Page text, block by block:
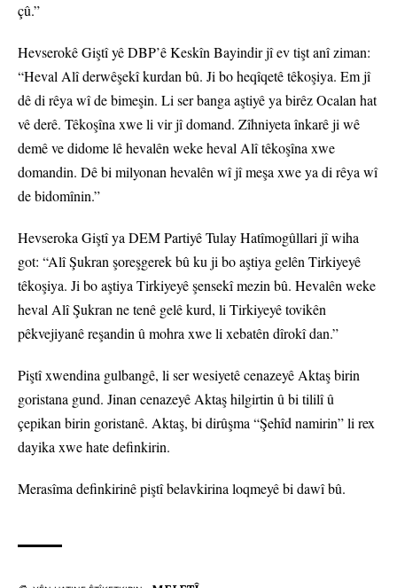
çû.”
Hevserokê Giştî yê DBP’ê Keskîn Bayindir jî ev tişt anî ziman:
“Heval Alî derwêşekî kurdan bû. Ji bo heqîqetê têkoşiya. Em jî
dê di rêya wî de bimeşin. Li ser banga aştiyê ya birêz Ocalan hat
vê derê. Têkoşîna xwe li vir jî domand. Zîhniyeta înkarê ji wê
demê ve didome lê hevalên weke heval Alî têkoşîna xwe
domandin. Dê bi milyonan hevalên wî jî meşa xwe ya di rêya wî
de bidomînin.”
Hevseroka Giştî ya DEM Partiyê Tulay Hatîmogûllari jî wiha
got: “Alî Şukran şoreşgerek bû ku ji bo aştiya gelên Tirkiyeyê
têkoşiya. Ji bo aştiya Tirkiyeyê şensekî mezin bû. Hevalên weke
heval Alî Şukran ne tenê gelê kurd, li Tirkiyeyê tovikên
pêkvejiyanê reşandin û mohra xwe li xebatên dîrokî dan.”
Piştî xwendina gulbangê, li ser wesiyetê cenazeyê Aktaş birin
goristana gund. Jinan cenazeyê Aktaş hilgirtin û bi tililî û
çepikan birin goristanê. Aktaş, bi dirûşma “Şehîd namirin” li rex
dayika xwe hate definkirin.
Merasîma definkirinê piştî belavkirina loqmeyê bi dawî bû.